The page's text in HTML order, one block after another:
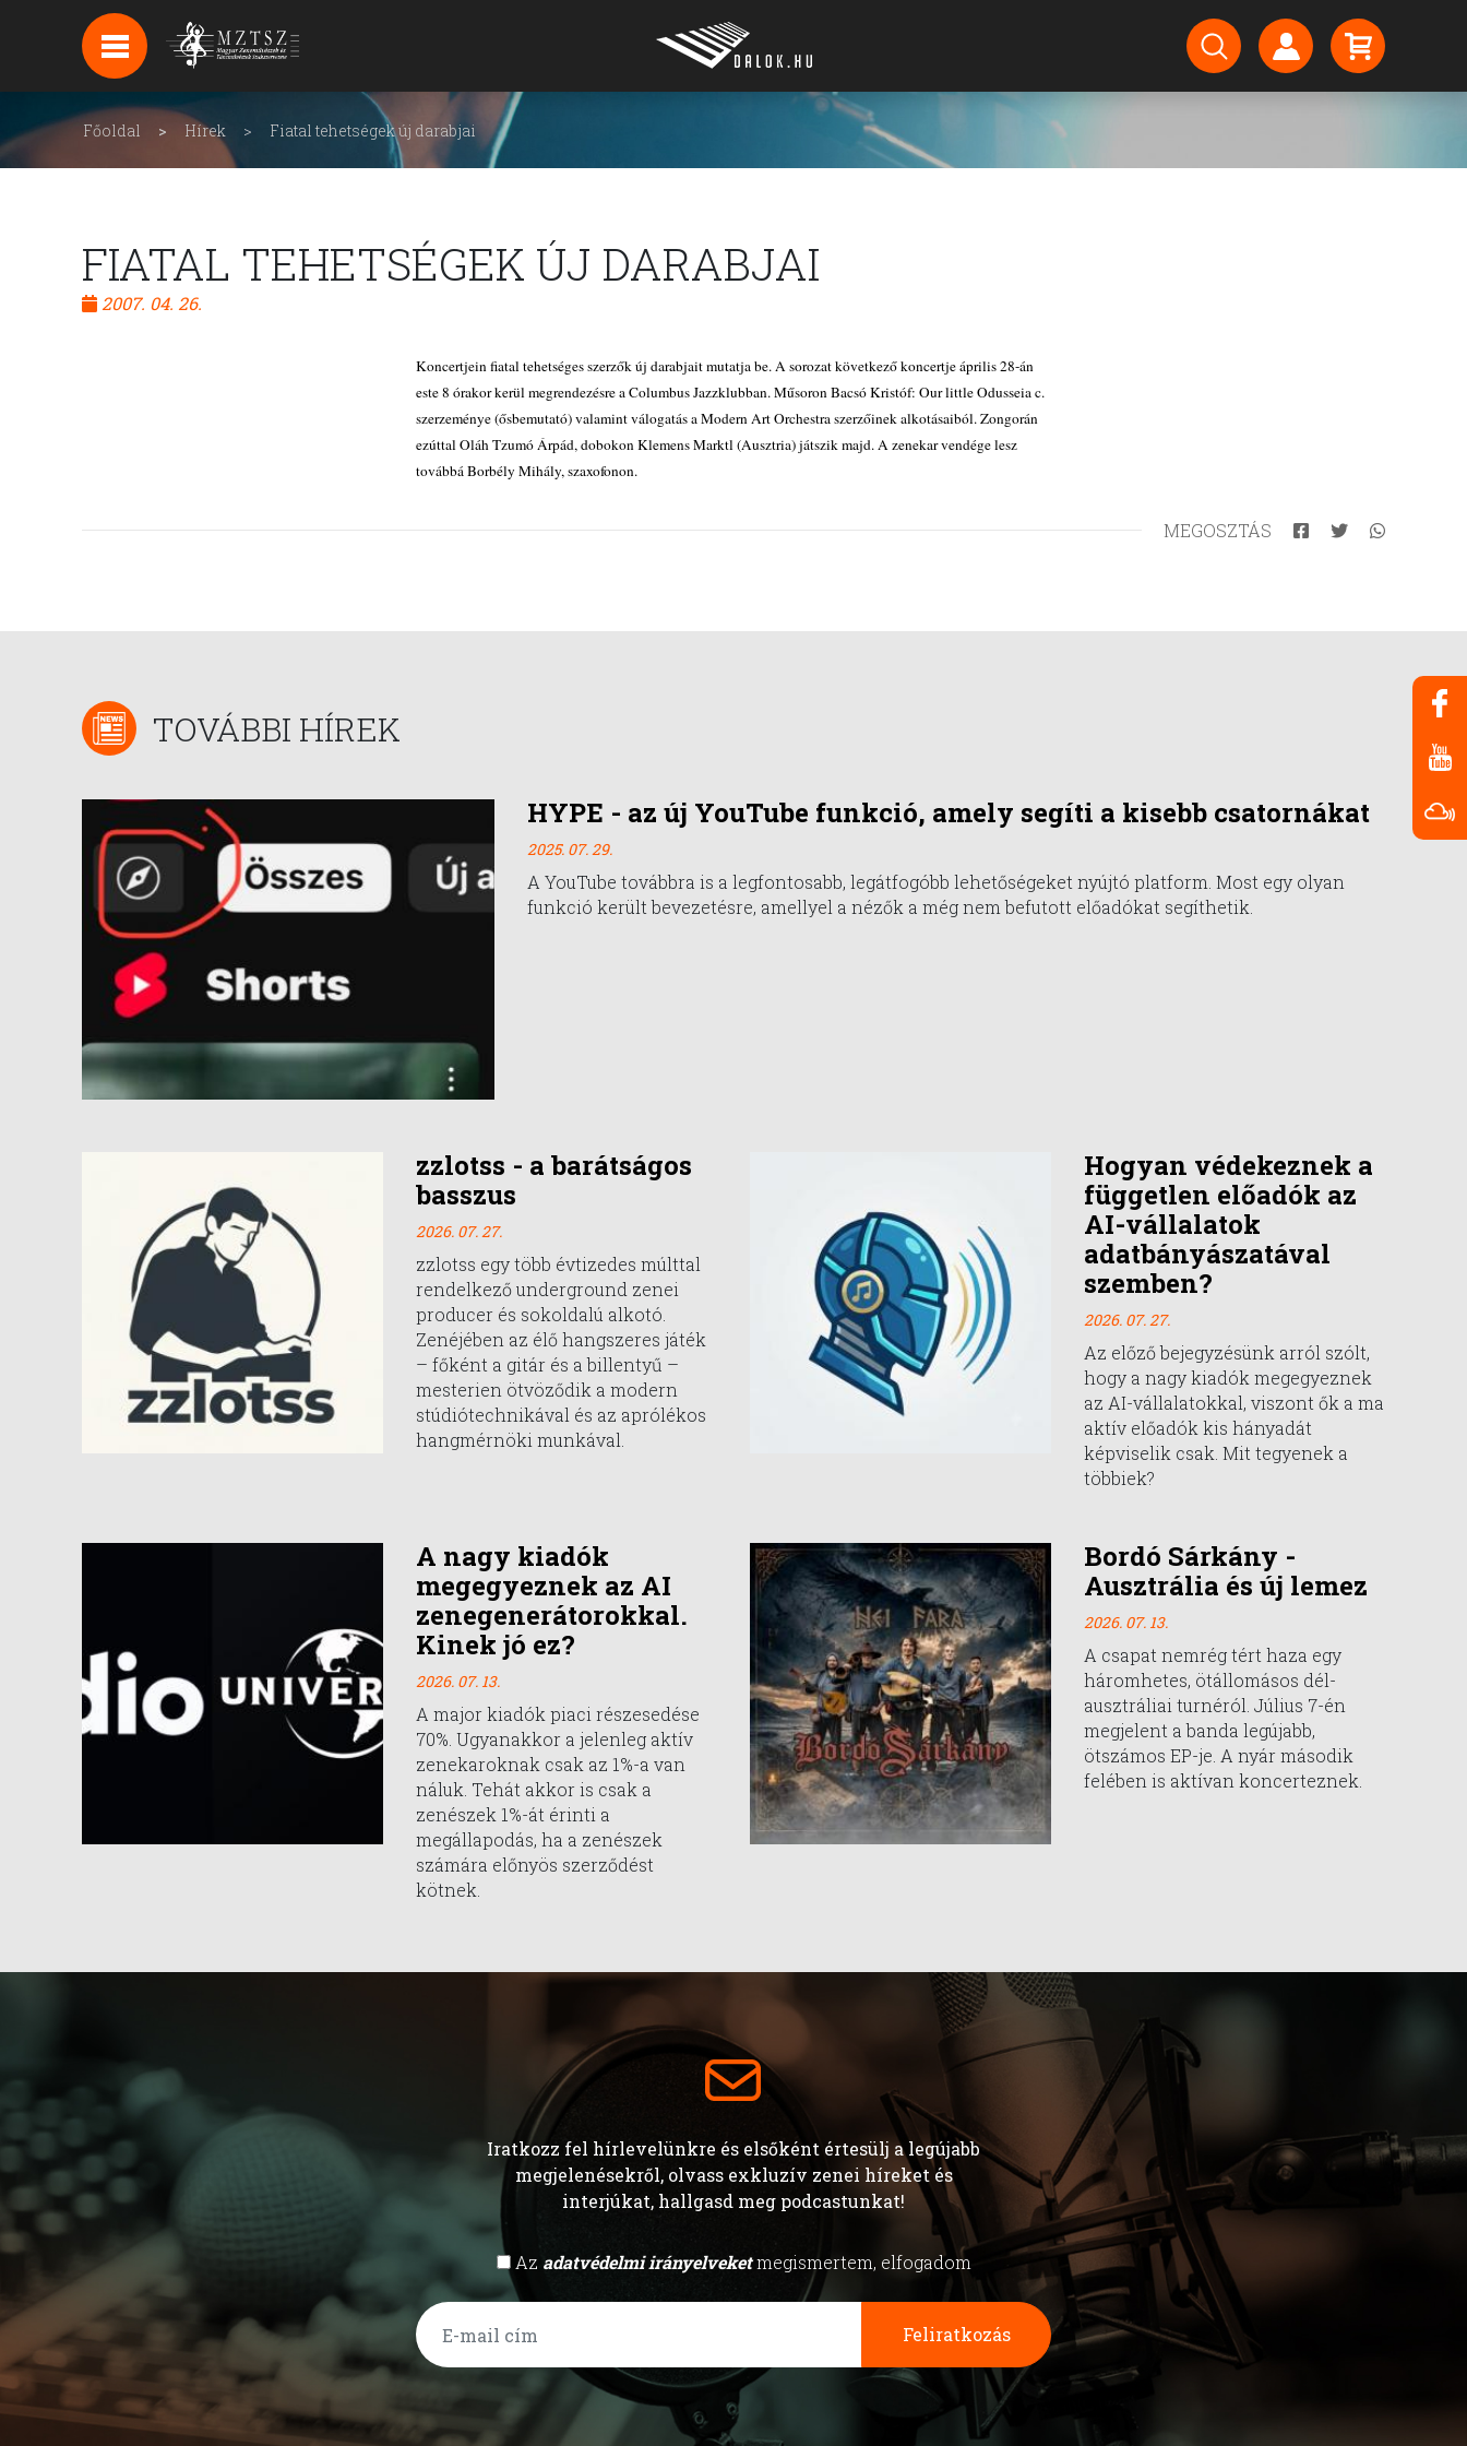
HÍREK
HÍRLEVÉL FELIRATKOZÁS
Főoldal Hírek Fiatal tehetségek új darabjai
FIATAL TEHETSÉGEK ÚJ DARABJAI
2007. 04. 26.
Koncertjein fiatal tehetséges szerzők új darabjait mutatja be. A sorozat következő koncertje április 28-án
este 8 órakor kerül megrendezésre a Columbus Jazzklubban. Műsoron Bacsó Kristóf: Our little Odusseia c.
szerzeménye (ősbemutató) valamint válogatás a Modern Art Orchestra szerzőinek alkotásaiból. Zongorán
ezúttal Oláh Tzumó Árpád, dobokon Klemens Marktl (Ausztria) játszik majd. A zenekar vendége lesz
továbbá Borbély Mihály, szaxofonon.
MEGOSZTÁS
TOVÁBBI HÍREK
HYPE - az új YouTube funkció, amely segíti a kisebb csatornákat
2025. 07. 29.
A YouTube továbbra is a legfontosabb, legátfogóbb lehetőségeket nyújtó platform. Most egy olyan
funkció került bevezetésre, amellyel a nézők a még nem befutott előadókat segíthetik.
zzlotss - a barátságos
basszus
2026. 07. 27.
zzlotss egy több évtizedes múlttal
rendelkező underground zenei
producer és sokoldalú alkotó.
Zenéjében az élő hangszeres játék
– főként a gitár és a billentyű –
mesterien ötvöződik a modern
stúdiótechnikával és az aprólékos
hangmérnöki munkával.
Hogyan védekeznek a
független előadók az
AI-vállalatok
adatbányászatával
szemben?
2026. 07. 27.
Az előző bejegyzésünk arról szólt,
hogy a nagy kiadók megegyeznek
az AI-vállalatokkal, viszont ők a ma
aktív előadók kis hányadát
képviselik csak. Mit tegyenek a
többiek?
A nagy kiadók
megegyeznek az AI
zenegenerátorokkal.
Kinek jó ez?
2026. 07. 13.
A major kiadók piaci részesedése
70%. Ugyanakkor a jelenleg aktív
zenekaroknak csak az 1%-a van
náluk. Tehát akkor is csak a
zenészek 1%-át érinti a
megállapodás, ha a zenészek
számára előnyös szerződést
kötnek.
Bordó Sárkány -
Ausztrália és új lemez
2026. 07. 13.
A csapat nemrég tért haza egy
háromhetes, ötállomásos dél-
ausztráliai turnéról. Július 7-én
megjelent a banda legújabb,
ötszámos EP-je. A nyár második
felében is aktívan koncerteznek.
Iratkozz fel hírlevelünkre és elsőként értesülj a legújabb
megjelenésekről, olvass exkluzív zenei híreket és
interjúkat, hallgasd meg podcastunkat!
Az adatvédelmi irányelveketmegismertem, elfogadom
Feliratkozás